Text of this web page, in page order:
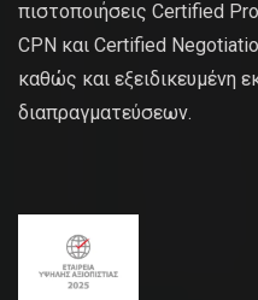
πιστοποιήσεις Certified
CPN και Certified
καθώς και εξειδικευμένη
διαπραγματεύσεων.